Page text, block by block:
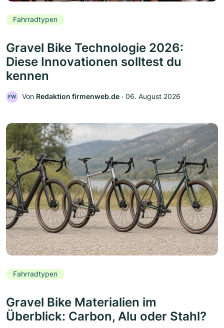
Fahrradtypen
Gravel Bike Technologie 2026:
Diese Innovationen solltest du
kennen
FW Von Redaktion firmenweb.de ‧ 06. August 2026
Fahrradtypen
Gravel Bike Materialien im
Überblick: Carbon, Alu oder Stahl?